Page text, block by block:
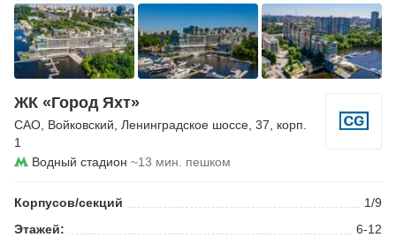
ЖК «Город Яхт»
САО Войковский Ленинградское шоссе , 37, корп.
1
Водный стадион ~13 мин. пешком
Корпусов/секций
1/9
Этажей:
6-12